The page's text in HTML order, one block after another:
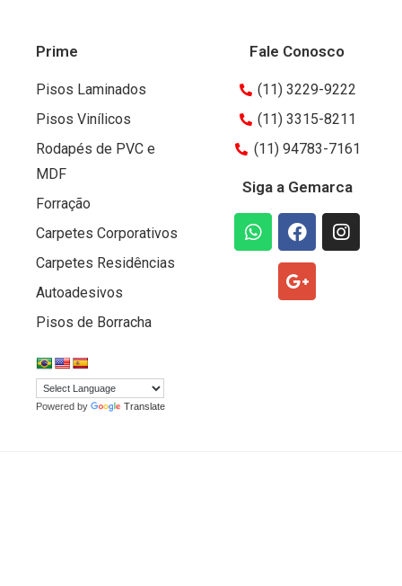
Prime
Pisos Laminados
Pisos Vinílicos
Rodapés de PVC e
MDF
Forração
Carpetes Corporativos
Carpetes Residências
Autoadesivos
Pisos de Borracha
Powered by Translate
Fale Conosco
(11) 3229-9222
(11) 3315-8211
(11) 94783-7161
Siga a Gemarca